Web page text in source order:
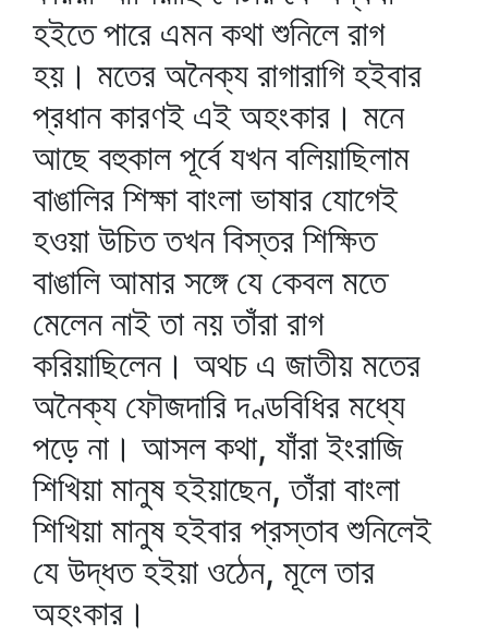
হইতে পারে এমন কথা শুনিলে রাগ
হয়। মতের অনৈক্য রাগারাগি হইবার
প্রধান কারণই এই অহংকার। মনে
আছে বহুকাল পূর্বে যখন বলিয়াছিলাম
বাঙালির শিক্ষা বাংলা ভাষার যোগেই
হওয়া উচিত তখন বিস্তর শিক্ষিত
বাঙালি আমার সঙ্গে যে কেবল মতে
মেলেন নাই তা নয় তাঁরা রাগ
করিয়াছিলেন। অথচ এ জাতীয় মতের
অনৈক্য ফৌজদারি দণ্ডবিধির মধ্যে
পড়ে না। আসল কথা, যাঁরা ইংরাজি
শিখিয়া মানুষ হইয়াছেন, তাঁরা বাংলা
শিখিয়া মানুষ হইবার প্রস্তাব শুনিলেই
যে উদ্ধত হইয়া ওঠেন, মূলে তার
অহংকার।